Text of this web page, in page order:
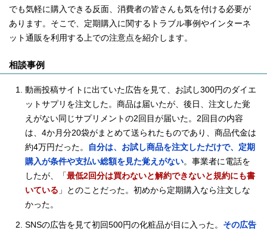
でも気軽に購入できる反面、消費者の皆さんも気を付ける必要が
あります。そこで、定期購入に関するトラブル事例やインターネ
ット通販を利用する上での注意点を紹介します。
相談事例
動画投稿サイトに出ていた広告を見て、お試し300円のダイエ
ットサプリを注文した。商品は届いたが、後日、注文した覚
えがない同じサプリメントの2回目が届いた。2回目の内容
は、4か月分20袋がまとめて送られたものであり、商品代金は
約4万円だった。
自分は、お試し商品を注文しただけで、定期
購入が条件や支払い総額を見た覚えがない。事業者に電話を
したが、「 最低2回分は買わないと解約できないと規約にも書
いている 」とのことだった。初めから定期購入なら注文しな
かった。
SNSの広告を見て初回500円の化粧品が目に入った。 その広告